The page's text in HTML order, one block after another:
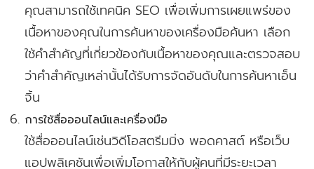
คุณสามารถใช้เทคนิค SEO เพื่อเพิ่มการเผยแพร่ของ
เนื้อหาของคุณในการค้นหาของเครื่องมือค้นหา เลือก
ใช้คำสำคัญที่เกี่ยวข้องกับเนื้อหาของคุณและตรวจสอบ
ว่าคำสำคัญเหล่านั้นได้รับการจัดอันดับในการค้นหาเอ็น
จิ้น
การใช้สื่อออนไลน์และเครื่องมือ
ใช้สื่อออนไลน์เช่นวิดีโอสตรีมมิ่ง พอดคาสต์ หรือเว็บ
แอปพลิเคชันเพื่อเพิ่มโอกาสให้กับผู้คนที่มีระยะเวลา